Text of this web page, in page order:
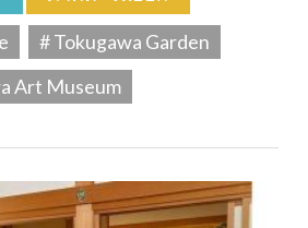
# Tokugawa Garden
Art Museum